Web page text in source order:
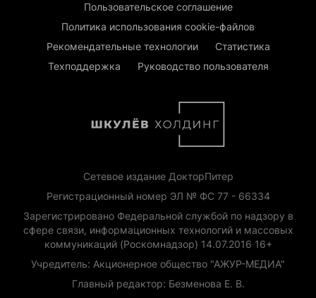
Пользовательское соглашение
Политика использования cookie-файлов
Рекомендательные технологии
Статистика
Техподдержка
Руководство пользователя
Сетевое издание ДокторПитер
Регистрационный номер ЭЛ № ФС 77 - 66334
Зарегистрировано Федеральной службой по надзору в
сфере связи, информационных технологий и массовых
коммуникаций (Роскомнадзор) 14.07.2016 16+
Учредитель: Акционерное общество "АЖУР-МЕДИА"
Главный редактор: Безменова Е. В.